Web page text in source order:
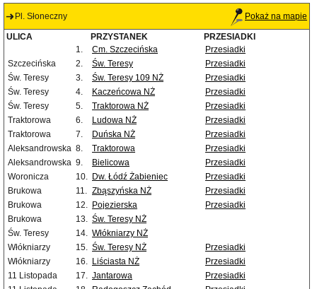
Pl. Słoneczny Pokaż na mapie
ULICA PRZYSTANEK
PRZESIADKI
1.
Cm. Szczecińska
Przesiadki
Szczecińska
2. Św. Teresy
Przesiadki
Św. Teresy
3. Św. Teresy 109 NŻ
Przesiadki
Św. Teresy
4. Kaczeńcowa NŻ
Przesiadki
Św. Teresy
5. Traktorowa NŻ
Przesiadki
Traktorowa
6. Ludowa NŻ
Przesiadki
Traktorowa
7. Duńska NŻ
Przesiadki
Aleksandrowska 8. Traktorowa
Przesiadki
Aleksandrowska 9. Bielicowa
Przesiadki
Woronicza
10. Dw. Łódź Żabieniec
Przesiadki
Brukowa
11. Zbąszyńska NŻ
Przesiadki
Brukowa
12. Pojezierska
Przesiadki
Brukowa
13. Św. Teresy NŻ
Św. Teresy
14. Włókniarzy NŻ
Włókniarzy
15. Św. Teresy NŻ
Przesiadki
Włókniarzy
16. Liściasta NŻ
Przesiadki
11 Listopada
17. Jantarowa
Przesiadki